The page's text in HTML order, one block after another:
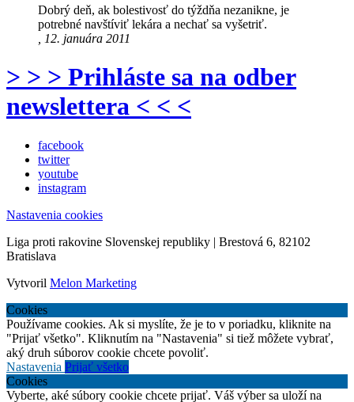
Dobrý deň, ak bolestivosť do týždňa nezanikne, je
potrebné navštíviť lekára a nechať sa vyšetriť.
, 12. januára 2011
> > > Prihláste sa na odber
newslettera < < <
facebook
twitter
youtube
instagram
Nastavenia cookies
Liga proti rakovine Slovenskej republiky | Brestová 6, 82102
Bratislava
Vytvoril Melon Marketing
Cookies
Používame cookies. Ak si myslíte, že je to v poriadku, kliknite na
"Prijať všetko". Kliknutím na "Nastavenia" si tiež môžete vybrať,
aký druh súborov cookie chcete povoliť.
Nastavenia Prijať všetko
Cookies
Vyberte, aké súbory cookie chcete prijať. Váš výber sa uloží na